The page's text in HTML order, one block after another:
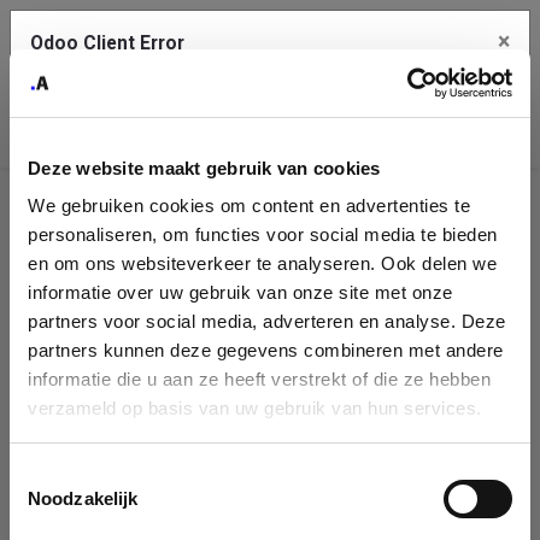
Deze website maakt gebruik van cookies
We gebruiken cookies om content en advertenties te
personaliseren, om functies voor social media te bieden
en om ons websiteverkeer te analyseren. Ook delen we
informatie over uw gebruik van onze site met onze
partners voor social media, adverteren en analyse. Deze
partners kunnen deze gegevens combineren met andere
informatie die u aan ze heeft verstrekt of die ze hebben
verzameld op basis van uw gebruik van hun services.
Noodzakelijk
Company
Identification
Please fill in your company details
You can search a company in our database by name, VAT or
enterprise ID. When a company is selected it will auto-complete the
form. If you don't find your company in our database, you can create
Odoo Client Error ×
service.
See details
Ok